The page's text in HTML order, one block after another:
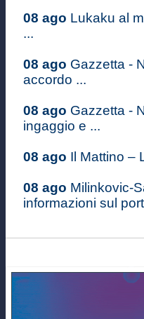
08 ago Lukaku al
...
08 ago Gazzetta -
accordo ...
08 ago Gazzetta -
ingaggio e ...
08 ago Il Mattino –
08 ago Milinkovic-
informazioni sul